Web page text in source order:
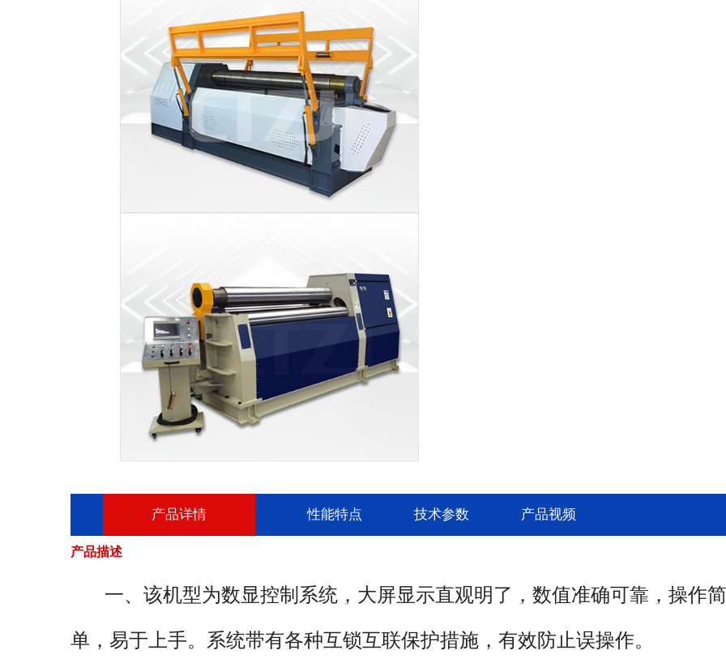
产品详情 性能特点 技术参数 产品视频
成板端预弯和工件的卷制成形。该机上工作辊为主驱动辊，下辊和两侧辊的升
产品描述
一、该机型为数显控制系统，大屏显示直观明了，数值准确可靠，操作简
单，易于上手。系统带有各种互锁互联保护措施，有效防止误操作。